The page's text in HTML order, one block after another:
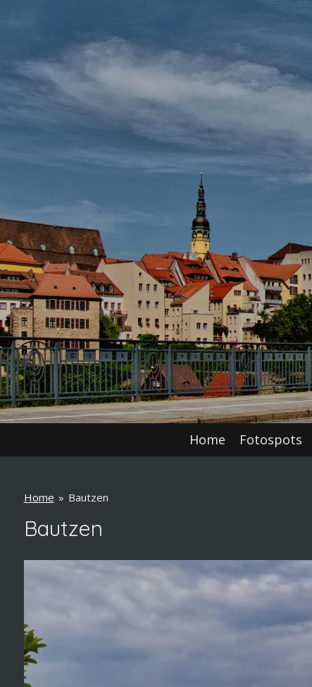
Home Fotospots
Home » Bautzen
Bautzen